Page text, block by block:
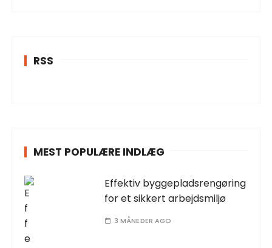
RSS
MEST POPULÆRE INDLÆG
Effektiv byggepladsrengøring
for et sikkert arbejdsmiljø
3 MÅNEDER AGO